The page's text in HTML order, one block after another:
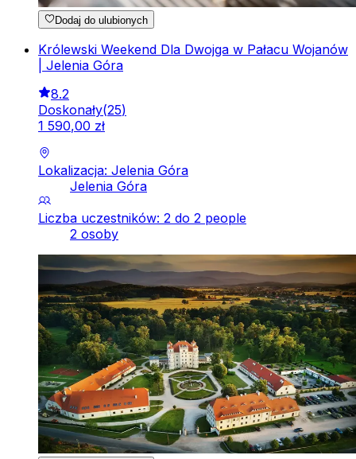
Dodaj do ulubionych
Królewski Weekend Dla Dwojga w Pałacu Wojanów
| Jelenia Góra
8.2
Doskonały(25)
1 590,00 zł
Lokalizacja: Jelenia Góra
Jelenia Góra
Liczba uczestników: 2 do 2 people
2 osoby